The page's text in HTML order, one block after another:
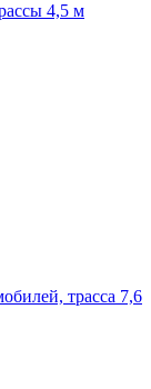
4,5 м
трасса 7,6